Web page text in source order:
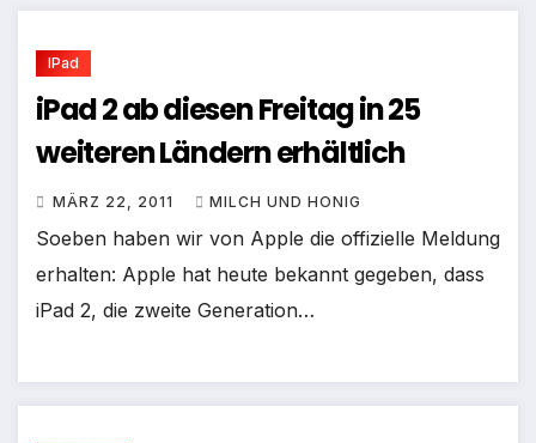
IPad
iPad 2 ab diesen Freitag in 25
weiteren Ländern erhältlich
MÄRZ 22, 2011 MILCH UND HONIG
Soeben haben wir von Apple die offizielle Meldung
erhalten: Apple hat heute bekannt gegeben, dass
iPad 2, die zweite Generation…